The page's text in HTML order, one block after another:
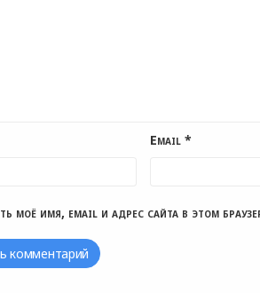
Email *
моё имя, email и адрес сайта в этом